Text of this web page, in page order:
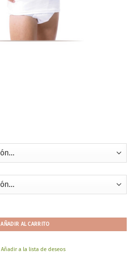
AÑADIR AL CARRITO
Añadir a la lista de deseos